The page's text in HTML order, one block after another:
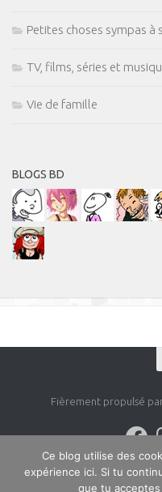
Petites choses sympas à
TV, films, séries et
Vie de famille
BLOGS BD
Fièrement propulsé
Ce blog utilise des
expérience ici. Si tu
que tu